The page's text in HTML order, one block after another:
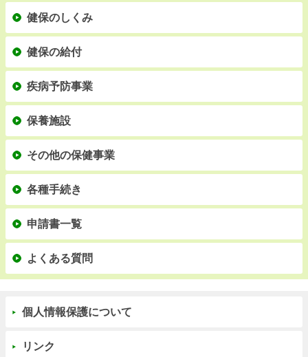
健保のしくみ
健保の給付
疾病予防事業
保養施設
その他の保健事業
各種手続き
申請書一覧
よくある質問
個人情報保護について
リンク